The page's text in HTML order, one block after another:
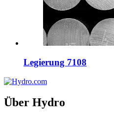
Legierung 7108
Über Hydro